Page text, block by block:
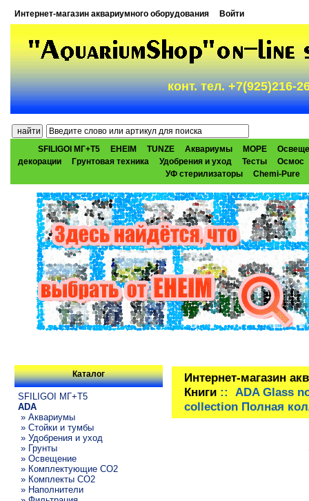
Интернет-магазин аквариумного оборудования Войти
конт. тел. +7(925)216-
SFILIGOI МГ+Т5 EHEIM TUNZE Аквариумы МОРЕ
декорации
Грунтовая техника Удобрения и уход Тесты
Осмос
УФ стерилизаторы
Chemi-Pure
Каталог
SFILIGOI МГ+Т5
ADA
» Аквариумы
» Стойки и тумбы
» Удобрения и уход
» Грунты
» Освещение
» Комплектующие СО2
» Комплекты CO2
» Наполнители
Интернет-магазин
Книги:: ADA Glass no
collection Полная